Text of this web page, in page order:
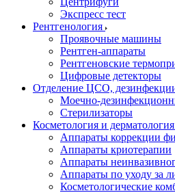
Экспресс тест
Рентгенология
Проявочные машины
Рентген-аппараты
Рентгеновские
Цифровые детекторы
Отделение ЦСО,
Моечно-
Стерилизаторы
Косметология и дерматология
Аппараты коррекции
Аппараты криотерапии
Аппараты
Аппараты по уходу за
Косметологические